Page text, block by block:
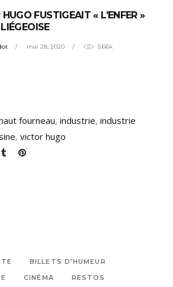
FUSTIGEAIT « L’ENFER »
mai 28, 2020 5.66k
fourneau, industrie, industrie
, victor hugo
BILLETS D’HUMEUR
CINÉMA RESTOS